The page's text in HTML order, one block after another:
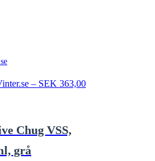
– SEK 363,00
Chug VSS,
grå